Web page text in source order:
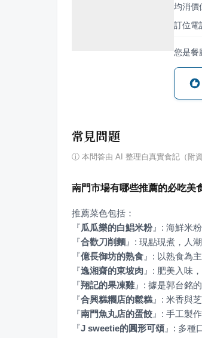
均消價
訂位電
您是餐
常見問題
ⓘ 本問答由 AI 整理自真實食記（附資
南門市場有哪些推薦的必吃美
『瓜瓜樂的白鯧米粉』
『合歡刀削麵 』
『億長御坊的熟食 』
『逸湘齋的東坡肉 』
『翔記的果凍雞』
『合興糕糰店的鬆糕 』
『南門魚丸店的蛋餃 』
『J sweetie的圓形可頌 』 : 多種